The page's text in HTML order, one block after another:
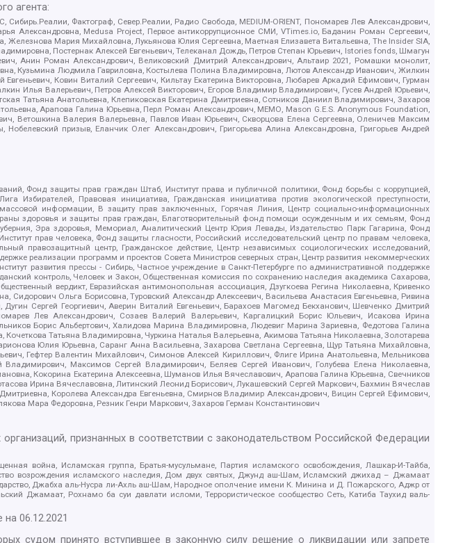
агента:
Фактограф, Север.Реалии, Радио Свобода, MEDIUM-ORIENT, Пономарев Лев Александрович,
Александровна, Medusa Project, Первое антикоррупционное СМИ, VTimes.io, Баданин Роман Сергеевич,
Мария Михайловна, Лукьянова Юлия Сергеевна, Маетная Елизавета Витальевна, The Insider SIA,
Постернак Алексей Евгеньевич, Телеканал Дождь, Петров Степан Юрьевич, Istories fonds, Шмагун
Анин Роман Александрович, Великовский Дмитрий Александрович, Альтаир 2021, Ромашки монолит,
Кузьмина Людмила Гавриловна, Костылева Полина Владимировна, Лютов Александр Иванович, Жилкин
Ковин Виталий Сергеевич, Кильтау Екатерина Викторовна, Любарев Аркадий Ефимович, Гурман
Илья Валерьевич, Петров Алексей Викторович, Егоров Владимир Владимирович, Гусев Андрей Юрьевич,
Татьяна Анатольевна, Клепиковская Екатерина Дмитриевна, Сотников Даниил Владимирович, Захаров
Арапова Галина Юрьевна, Перл Роман Александрович, МЕМО, Mason G.E.S. Anonymous Foundation,
Ветошкина Валерия Валерьевна, Павлов Иван Юрьевич, Скворцова Елена Сергеевна, Оленичев Максим
призыв, Еланчик Олег Александрович, Григорьева Алина Александровна, Григорьев Андрей
Фонд защиты прав граждан Штаб, Институт права и публичной политики, Фонд борьбы с коррупцией,
Правовая инициатива, Гражданская инициатива против экологической преступности,
информации, В защиту прав заключенных, Горячая Линия, Центр социально-информационных
здоровья и защиты прав граждан, Благотворительный фонд помощи осужденным и их семьям, Фонд
Эра здоровья, Мемориал, Аналитический Центр Юрия Левады, Издательство Парк Гагарина, Фонд
прав человека, Фонд защиты гласности, Российский исследовательский центр по правам человека,
правозащитный центр, Гражданское действие, Центр независимых социологических исследований,
реализации программ и проектов Совета Министров северных стран, Центр развития некоммерческих
развития прессы - Сибирь, Частное учреждение в Санкт-Петербурге по административной поддержке
контроль, Человек и Закон, Общественная комиссия по сохранению наследия академика Сахарова,
вердикт, Евразийская антимонопольная ассоциация, Дзугкоева Регина Николаевна, Кривенко
Ольга Борисовна, Туровский Александр Алексеевич, Васильева Анастасия Евгеньевна, Ривина
Сергей Георгиевич, Аверин Виталий Евгеньевич, Барахоев Магомед Бекханович, Шевченко Дмитрий
Лев Александрович, Созаев Валерий Валерьевич, Каргалицкий Борис Юльевич, Исакова Ирина
Борис Альбертович, Халидова Марина Владимировна, Людевиг Марина Зариевна, Федотова Галина
Татьяна Владимировна, Чуркина Наталья Валерьевна, Акимова Татьяна Николаевна, Золотарева
Юлия Юрьевна, Саранг Анна Васильевна, Захарова Светлана Сергеевна, Щур Татьяна Михайловна,
Гефтер Валентин Михайлович, Симонов Алексей Кириллович, Флиге Ирина Анатольевна, Мельникова
Максимов Сергей Владимирович, Беляев Сергей Иванович, Голубева Елена Николаевна,
Кокорина Екатерина Алексеевна, Шуманов Илья Вячеславович, Арапова Галина Юрьевна, Свечников
Ирина Вячеславовна, Литинский Леонид Борисович, Лукашевский Сергей Маркович, Бахмин Вячеслав
Королева Александра Евгеньевна, Смирнов Владимир Александрович, Вицин Сергей Ефимович,
Мара Федоровна, Резник Генри Маркович, Захаров Герман Константинович
признанных в соответствии с законодательством Российской Федерации
война, Исламская группа, Братья-мусульмане, Партия исламского освобождения, Лашкар-И-Тайба,
возрождения исламского наследия, Дом двух святых, Джунд аш-Шам, Исламский джихад – Джамаат
Джабха аль-Нусра ли-Ахль аш-Шам, Народное ополчение имени К. Минина и Д. Пожарского, Аджр от
Джамаат, Рохнамо ба суи давлати исломи, Террористическое сообщество Сеть, Катиба Таухид валь-
на06.12.2021
судом принято вступившее в законную силу решение о ликвидации или запрете